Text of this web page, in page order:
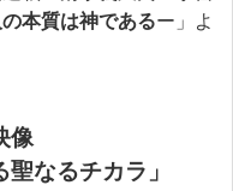
の本質は神であるー」よ
像
なるチカラ」